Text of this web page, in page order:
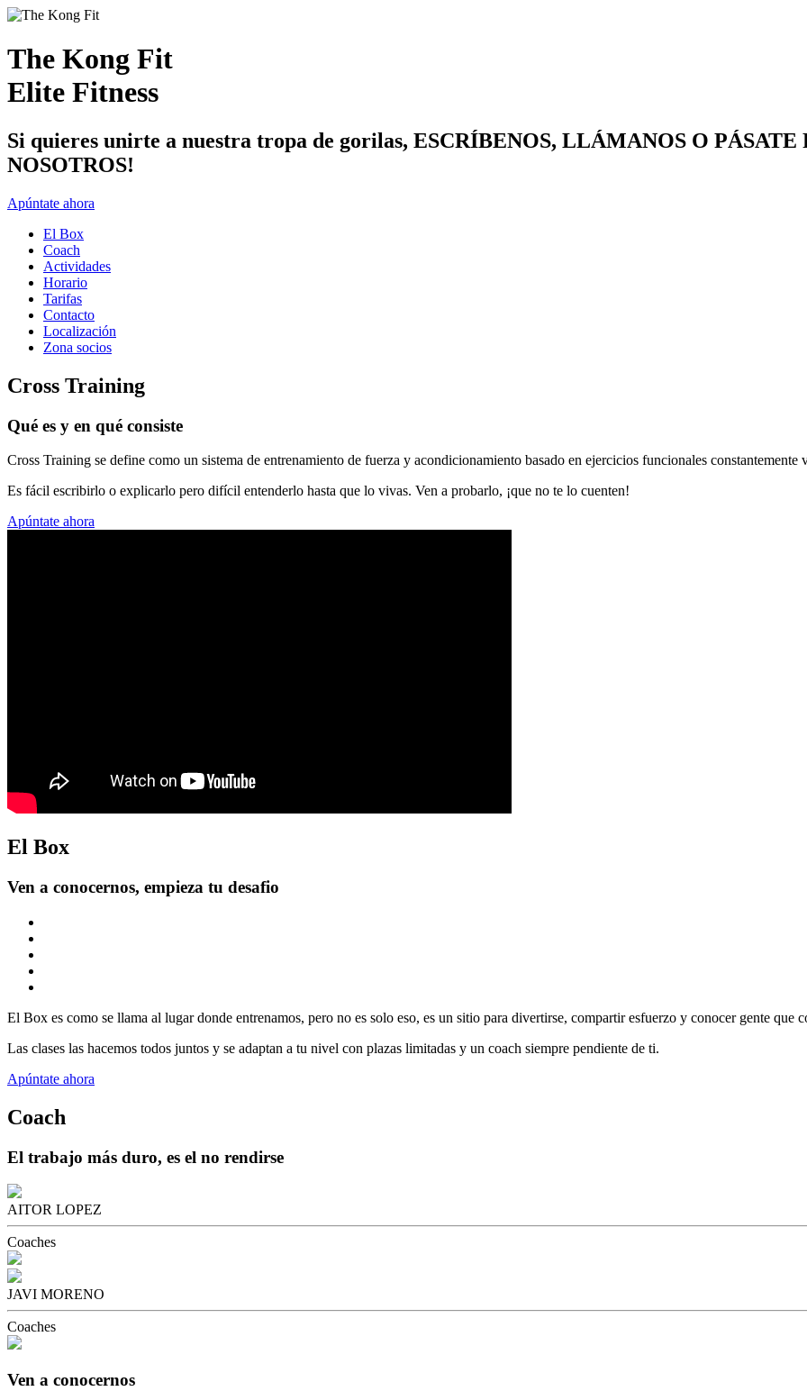
The Kong Fit
Elite Fitness
Si quieres unirte a nuestra tropa de gorilas, ESCRÍBENOS, LLÁMANOS O
NOSOTROS!
Apúntate ahora
El Box
Coach
Actividades
Horario
Tarifas
Contacto
Localización
Zona socios
Cross Training
Qué es y en qué consiste
Cross Training se define como un sistema de entrenamiento de fuerza y acondicionamiento basado en ejercicios funcionales constantemente
Es fácil escribirlo o explicarlo pero difícil entenderlo hasta que lo vivas. Ven a probarlo, ¡que no te lo cuenten!
Apúntate ahora
El Box
Ven a conocernos, empieza tu desafio
El Box es como se llama al lugar donde entrenamos, pero no es solo eso, es un sitio para divertirse, compartir esfuerzo y conocer gente que
Las clases las hacemos todos juntos y se adaptan a tu nivel con plazas limitadas y un coach siempre pendiente de ti.
Apúntate ahora
Coach
El trabajo más duro, es el no rendirse
AITOR LOPEZ
Coaches
JAVI MORENO
Coaches
Ven a conocernos